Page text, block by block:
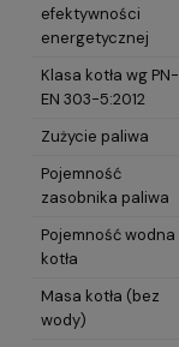
efektywności
energetycznej
Klasa kotła wg PN-
EN 303-5:2012
Zużycie paliwa
Pojemność
zasobnika paliwa
Pojemność wodna
kotła
Masa kotła (bez
wody)